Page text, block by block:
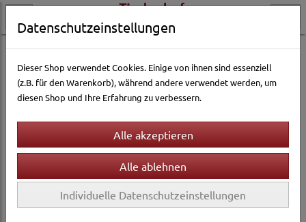
Katzenwelt Katzensnacks GimCat
Sortierung wählen
Filter
Datenschutzeinstellungen
Dieser Shop verwendet Cookies. Einige von ihnen sind essenziell
(z.B. für den Warenkorb), während andere verwendet werden, um
diesen Shop und Ihre Erfahrung zu verbessern.
Individuelle Datenschutzeinstellungen